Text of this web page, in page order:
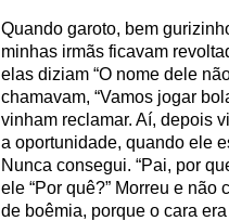
Quando garoto, bem
minhas irmãs ficavam
elas diziam “O nome dele
chamavam, “Vamos jogar
vinham reclamar. Aí, depois
a oportunidade, quando ele
Nunca consegui. “Pai, por
ele “Por quê?” Morreu e
de boêmia, porque o cara